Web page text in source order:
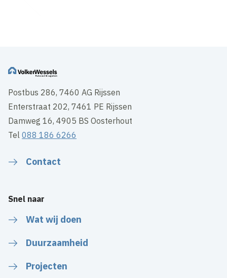
Postbus 286, 7460 AG Rijssen
Enterstraat 202, 7461 PE Rijssen
Damweg 16, 4905 BS Oosterhout
Tel088 186 6266
Contact
Snel naar
Wat wij doen
Duurzaamheid
Projecten